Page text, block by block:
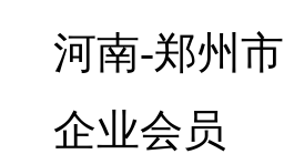
河南-郑州市
企业会员